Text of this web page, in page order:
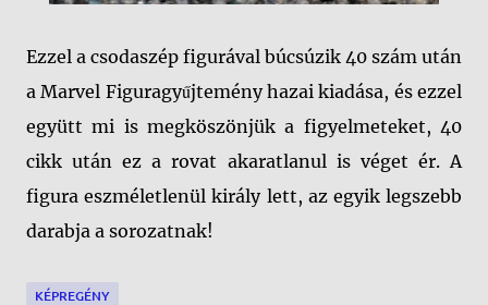
Ezzel a csodaszép figurával búcsúzik 40 szám után
a Marvel Figuragyűjtemény hazai kiadása, és ezzel
együtt mi is megköszönjük a figyelmeteket, 40
cikk után ez a rovat akaratlanul is véget ér. A
figura eszméletlenül király lett, az egyik legszebb
darabja a sorozatnak!
KÉPREGÉNY